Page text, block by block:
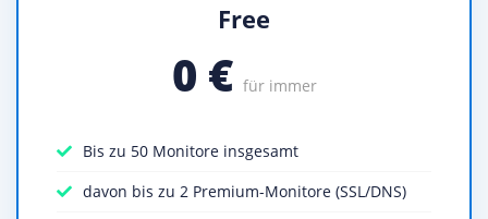
Free
0 € für immer
Bis zu 50 Monitore insgesamt
davon bis zu 2 Premium-Monitore (SSL/DNS)